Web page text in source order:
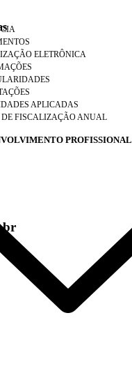
ELETRÔNICA
APLICADAS
FISCALIZAÇÃO ANUAL
PROFISSIONAL